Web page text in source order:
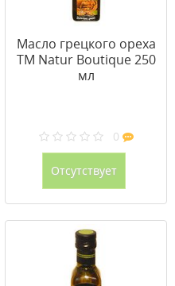
Масло грецкого ореха
ТМ Natur Boutique 250
мл
0
Отсутствует